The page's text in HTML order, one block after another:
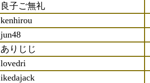
良子ご無礼
kenhirou
jun48
ありじじ
lovedri
ikedajack